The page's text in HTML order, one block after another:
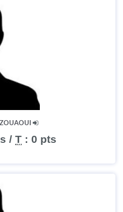
/ T : 0 pts